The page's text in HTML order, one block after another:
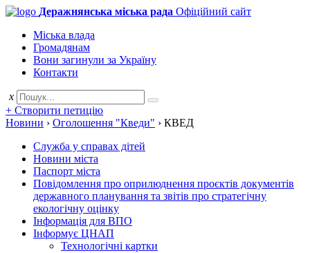
Деражнянська міська рада Офіційний сайт
Міська влада
Громадянам
Вони загинули за Україну
Контакти
x
+ Створити петицію
Новини › Оголошення "Кведи" › КВЕД
Служба у справах дітей
Новини міста
Паспорт міста
Повідомлення про оприлюднення проєктів документів
державного планування та звітів про стратегічну
екологічну оцінку
Інформація для ВПО
Інформує ЦНАП
Технологічні картки